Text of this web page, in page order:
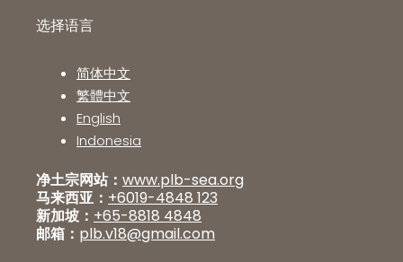
选择语言
简体中文
繁體中文
English
Indonesia
净土宗网站： www.plb-sea.org
马来西亚： +6019-4848 123
新加坡： +65-8818 4848
邮箱： plb.v18@gmail.com